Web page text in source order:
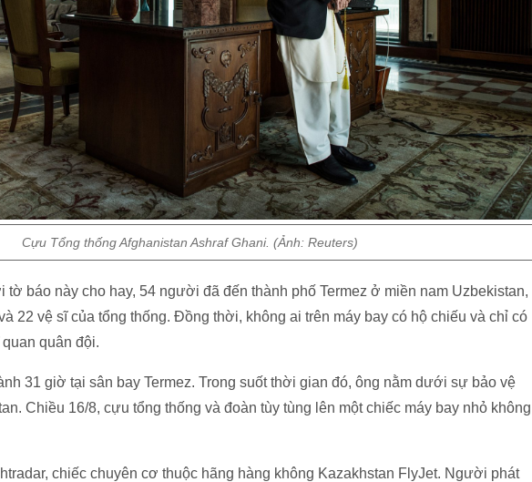
Cựu Tổng thống Afghanistan Ashraf Ghani. (Ảnh: Reuters)
tờ báo này cho hay, 54 người đã đến thành phố Termez ở miền nam Uzbekistan,
22 vệ sĩ của tổng thống. Đồng thời, không ai trên máy bay có hộ chiếu và chỉ có
quân đội.
31 giờ tại sân bay Termez. Trong suốt thời gian đó, ông nằm dưới sự bảo vệ
Chiều 16/8, cựu tổng thống và đoàn tùy tùng lên một chiếc máy bay nhỏ không
chiếc chuyên cơ thuộc hãng hàng không Kazakhstan FlyJet. Người phát